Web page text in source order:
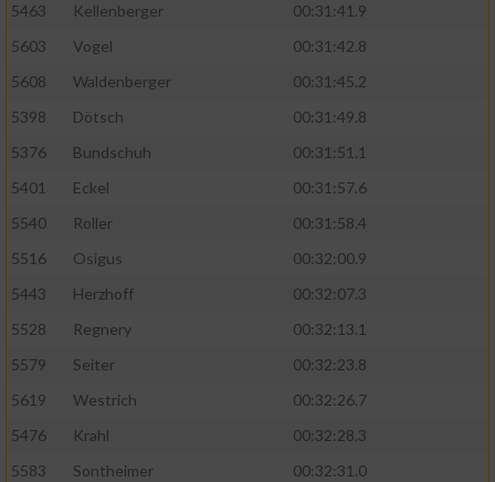
5463
Kellenberger
00:31:41.9
5603
Vogel
00:31:42.8
5608
Waldenberger
00:31:45.2
5398
Dötsch
00:31:49.8
5376
Bundschuh
00:31:51.1
5401
Eckel
00:31:57.6
5540
Roller
00:31:58.4
5516
Osigus
00:32:00.9
5443
Herzhoff
00:32:07.3
5528
Regnery
00:32:13.1
5579
Seiter
00:32:23.8
5619
Westrich
00:32:26.7
5476
Krahl
00:32:28.3
5583
Sontheimer
00:32:31.0